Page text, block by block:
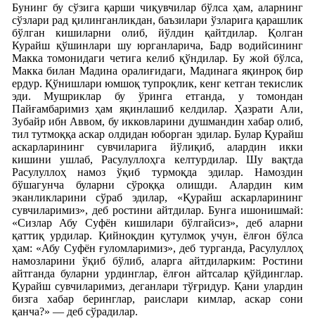
Бунинг бу сўзига қарши чиқувчилар бўлса ҳам, аларнинг
сўзлари рад қилинганликдан, баъзилари ўзларига қарашлик
бўлган кишиларни олиб, йўлдин қайтдилар. Қолган
Курайш қўшинлари шу юрганларича, Бадр водийсининг
Макка томонидаги четига келиб қўндилар. Бу жой бўлса,
Макка билан Мадина оралиғидаги, Мадинага яқинроқ бир
ердур. Қўнишлари юмшоқ тупроқлик, кенг кетган текислик
эди. Мушриклар бу ўринга етганда, у томондан
Пайғамбаримиз ҳам яқинлашиб келдилар. Ҳазрати Али,
Зубайр ибн Аввом, бу икковларини душмандин хабар олиб,
тил тутмоққа аскар олдидан юборган эдилар. Булар Қурайш
аскарларининг сувчиларига йўлиқиб, алардин икки
кишини ушлаб, Расулуллоҳга келтурдилар. Шу вақтда
Расулуллоҳ намоз ўқиб турмоқда эдилар. Намоздин
бўшагунча буларни сўроққа олишди. Алардин ким
эканликларини сўраб эдилар, «Қурайш аскарларининг
сувчиларимиз», деб ростини айтдилар. Бунга ишонишмай:
«Сизлар Абу Суфён кишилари бўлгайсиз», деб аларни
қаттиқ урдилар. Қийноқдин қутулмоқ учун, ёлғон бўлса
ҳам: «Абу Суфён ғуломларимиз», деб турганда, Расулуллоҳ
намозларини ўқиб бўлиб, аларга айтдиларким: Ростини
айтганда буларни урдинглар, ёлғон айтсалар қўйдинглар.
Қурайш сувчиларимиз, деганлари тўғридур. Қани улардин
бизга хабар беринглар, раислари кимлар, аскар сони
қанча?» — деб сўрадилар.